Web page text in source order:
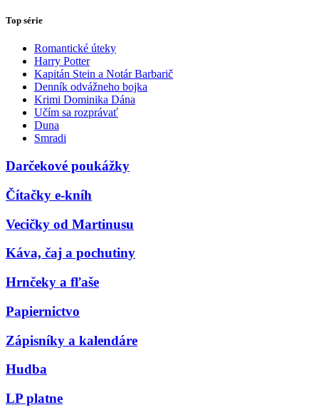
Top série
Romantické úteky
Harry Potter
Kapitán Stein a Notár Barbarič
Denník odvážneho bojka
Krimi Dominika Dána
Učím sa rozprávať
Duna
Smradi
Darčekové poukážky
Čítačky e-kníh
Vecičky od Martinusu
Káva, čaj a pochutiny
Hrnčeky a fľaše
Papiernictvo
Zápisníky a kalendáre
Hudba
LP platne